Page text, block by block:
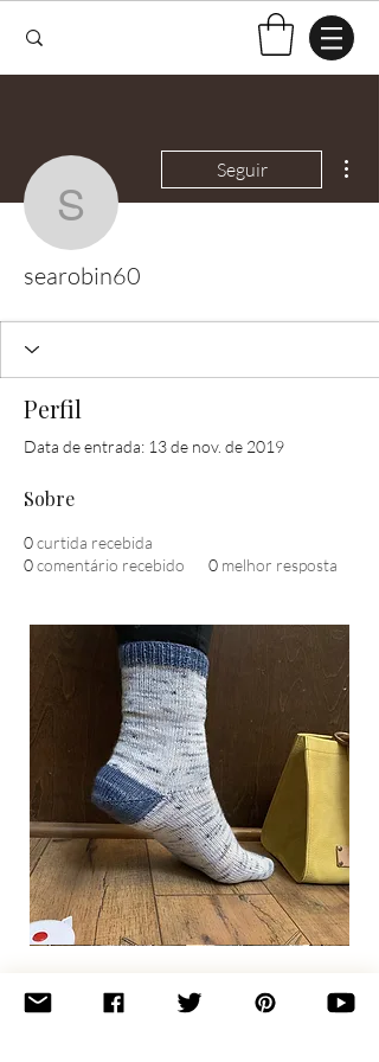
searobin60
Seguir
searobin60
Perfil
Data de entrada: 13 de nov. de 2019
Sobre
0curtida recebida
0comentário recebido 0 melhor resposta
Basic
Socks
Join the newsletter